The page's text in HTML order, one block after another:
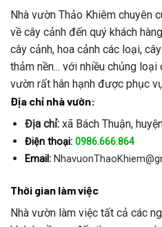
Nhà vườn Thảo Khiêm chuyên
về cây cảnh đến quý khách
cây cảnh, hoa cảnh các loại,
thảm nền... với nhiều chủng
vườn rất hân hạnh được phục
Địa chỉ nhà vườn:
Địa chỉ: xã Bách Thuận,
Điện thoại: 0986.666.864
Email:
Thời gian làm việc
Nhà vườn làm việc tất cả các